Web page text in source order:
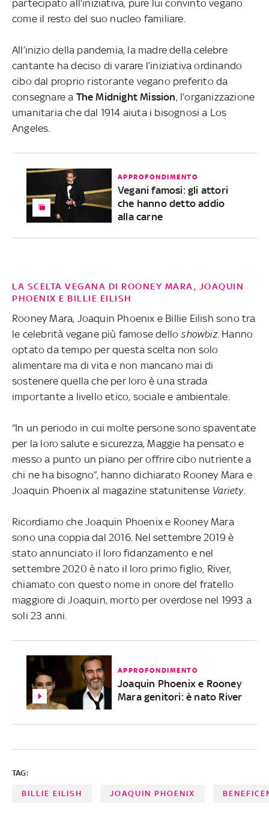
partecipato all’iniziativa, pure lui convinto vegano
come il resto del suo nucleo familiare.
All’inizio della pandemia, la madre della celebre
cantante ha deciso di varare l’iniziativa ordinando
cibo dal proprio ristorante vegano preferito da
consegnare a The Midnight Mission, l’organizzazione
umanitaria che dal 1914 aiuta i bisognosi a Los
Angeles.
APPROFONDIMENTO
Vegani famosi: gli attori
che hanno detto addio
alla carne
LA SCELTA VEGANA DI ROONEY MARA, JOAQUIN
PHOENIX E BILLIE EILISH
Rooney Mara, Joaquin Phoenix e Billie Eilish sono tra
le celebrità vegane più famose delloshowbiz. Hanno
optato da tempo per questa scelta non solo
alimentare ma di vita e non mancano mai di
sostenere quella che per loro è una strada
importante a livello etico, sociale e ambientale.
“In un periodo in cui molte persone sono spaventate
per la loro salute e sicurezza, Maggie ha pensato e
messo a punto un piano per offrire cibo nutriente a
chi ne ha bisogno”, hanno dichiarato Rooney Mara e
Joaquin Phoenix al magazine statunitense Variety.
Ricordiamo che Joaquin Phoenix e Rooney Mara
sono una coppia dal 2016. Nel settembre 2019 è
stato annunciato il loro fidanzamento e nel
settembre 2020 è nato il loro primo figlio, River,
chiamato con questo nome in onore del fratello
maggiore di Joaquin, morto per overdose nel 1993 a
soli 23 anni.
APPROFONDIMENTO
Joaquin Phoenix e Rooney
Mara genitori: è nato River
TAG:
BILLIE EILISH JOAQUIN PHOENIX